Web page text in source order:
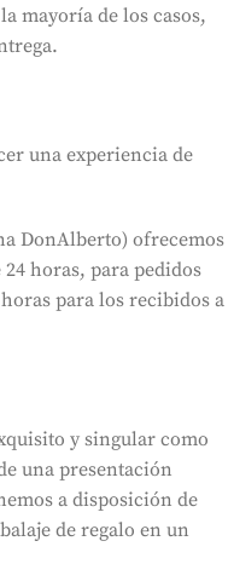
mayoría de los casos,
una experiencia de
DonAlberto) ofrecemos
horas, para pedidos
para los recibidos a
y singular como
una presentación
a disposición de
de regalo en un